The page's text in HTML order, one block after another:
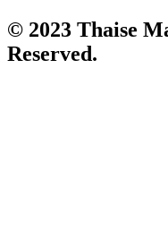
© 2023 Thaise
Reserved.